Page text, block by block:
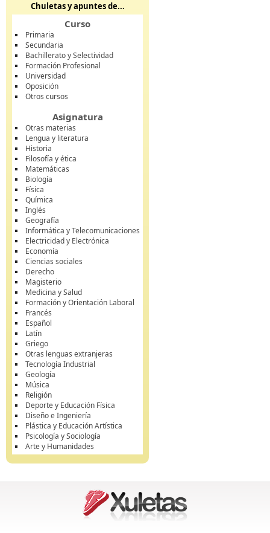
Chuletas y apuntes de...
Curso
Primaria
Secundaria
Bachillerato y Selectividad
Formación Profesional
Universidad
Oposición
Otros cursos
Asignatura
Otras materias
Lengua y literatura
Historia
Filosofía y ética
Matemáticas
Biología
Física
Química
Inglés
Geografía
Informática y Telecomunicaciones
Electricidad y Electrónica
Economía
Ciencias sociales
Derecho
Magisterio
Medicina y Salud
Formación y Orientación Laboral
Francés
Español
Latín
Griego
Otras lenguas extranjeras
Tecnología Industrial
Geología
Música
Religión
Deporte y Educación Física
Diseño e Ingeniería
Plástica y Educación Artística
Psicología y Sociología
Arte y Humanidades